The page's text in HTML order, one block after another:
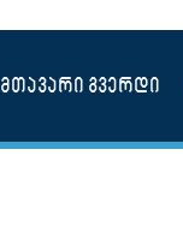
მთავარი გვერდი